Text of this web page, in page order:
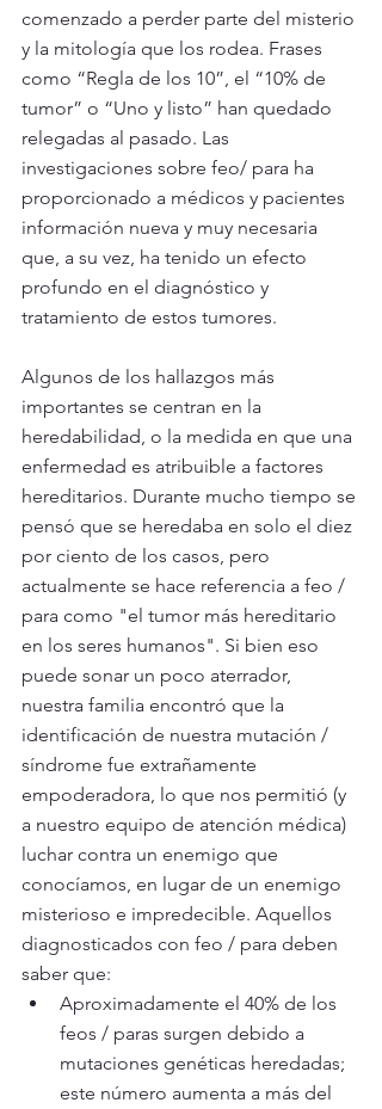
comenzado a perder parte del misterio
y la mitología que los rodea. Frases
como “Regla de los 10”, el “10% de
tumor” o “Uno y listo” han quedado
relegadas al pasado. Las
investigaciones sobre feo/ para ha
proporcionado a médicos y pacientes
información nueva y muy necesaria
que, a su vez, ha tenido un efecto
profundo en el diagnóstico y
tratamiento de estos tumores.
Algunos de los hallazgos más
importantes se centran en la
heredabilidad, o la medida en que una
enfermedad es atribuible a factores
hereditarios. Durante mucho tiempo se
pensó que se heredaba en solo el diez
por ciento de los casos, pero
actualmente se hace referencia a feo /
para como "el tumor más hereditario
en los seres humanos". Si bien eso
puede sonar un poco aterrador,
nuestra familia encontró que la
identificación de nuestra mutación /
síndrome fue extrañamente
empoderadora, lo que nos permitió (y
a nuestro equipo de atención médica)
luchar contra un enemigo que
conocíamos, en lugar de un enemigo
misterioso e impredecible. Aquellos
diagnosticados con feo / para deben
saber que:
Aproximadamente el 40% de los
feos / paras surgen debido a
mutaciones genéticas heredadas;
este número aumenta a más del